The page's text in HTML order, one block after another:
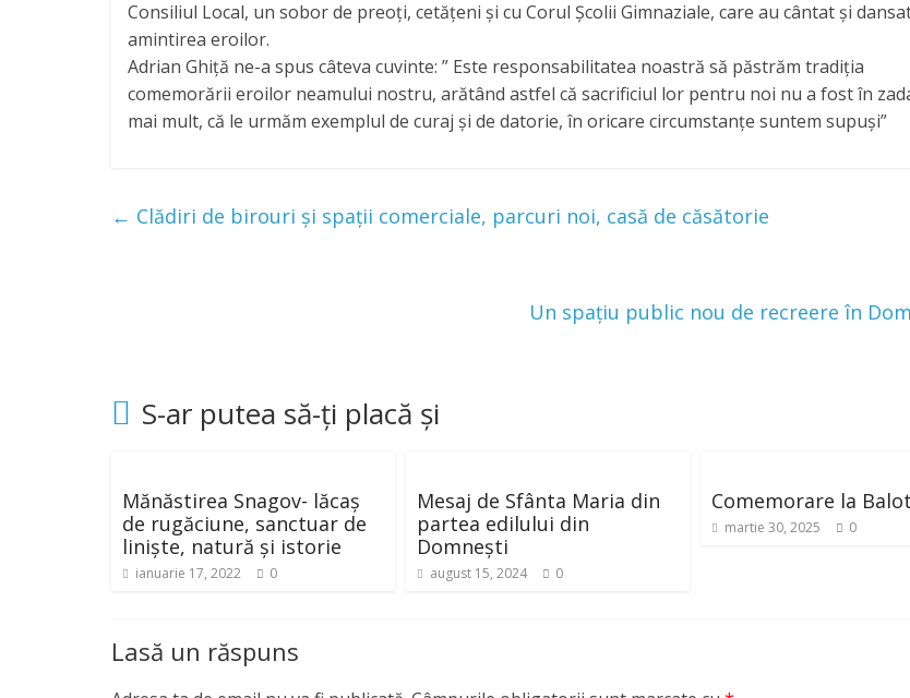
Consiliul Local, un sobor de preoți, cetățeni și cu Corul Școlii Gimnaziale, care au cântat și
amintirea eroilor.
Adrian Ghiță ne-a spus câteva cuvinte: ” Este responsabilitatea noastră să păstrăm tradiția
comemorării eroilor neamului nostru, arătând astfel că sacrificiul lor pentru noi nu a fost în
mai mult, că le urmăm exemplul de curaj și de datorie, în oricare circumstanțe suntem supuși”
← Clădiri de birouri și spații comerciale, parcuri noi, casă de căsătorie
Un spațiu public nou de recreere în
S-ar putea să-ți placă și
Mănăstirea Snagov- lăcaș
de rugăciune, sanctuar de
liniște, natură și istorie
ianuarie 17, 2022 0
Mesaj de Sfânta Maria din
partea edilului din
Domnești
august 15, 2024 0
Comemorare la
martie 30, 2025 0
Lasă un răspuns